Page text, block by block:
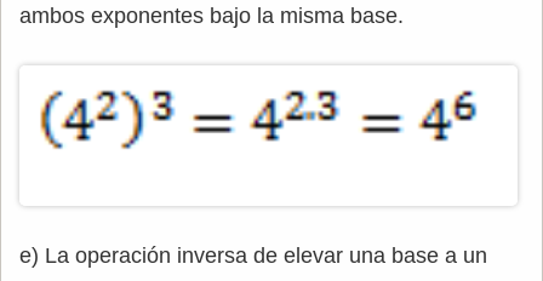
ambos exponentes bajo la misma base.
e) La operación inversa de elevar una base a un